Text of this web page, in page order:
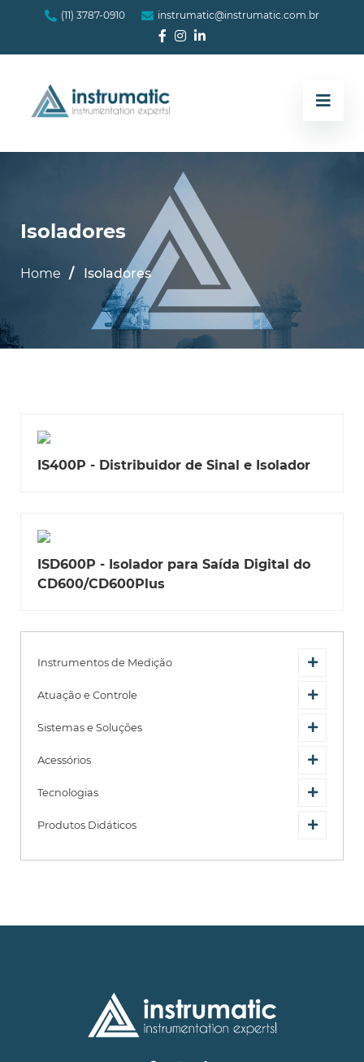
(11) 3787-0910 instrumatic@instrumatic.com.br
Isoladores
Home Isoladores
Instrumentos de Medição
Atuação e Controle
Sistemas e Soluções
Acessórios
Tecnologias
Produtos Didáticos
IS400P - Distribuidor de Sinal e Isolador
ISD600P - Isolador para Saída Digital do
CD600/CD600Plus